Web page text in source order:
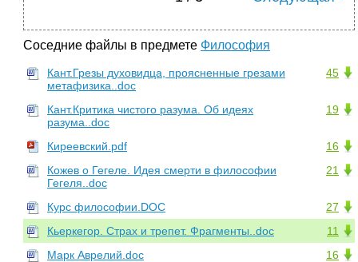
Соседние файлы в предмете Философия
45
Кант.Грезы духовидца, проясненные грезами
метафизика..doc
19
Кант.Критика чистого разума. Об идеях
разума..doc
16
Киреевский.pdf
21
Кожев о Гегеле. Идея смерти в философии
Гегеля..doc
27
Курс философии.DOC
11
Кьеркегор. Страх и трепет. Фрагменты..doc
16
Марк Аврелий.doc